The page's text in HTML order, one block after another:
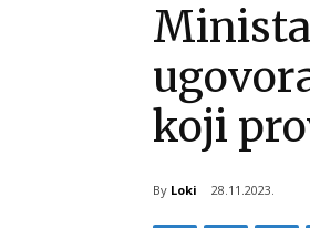
koji
By Loki 28.11.2023.